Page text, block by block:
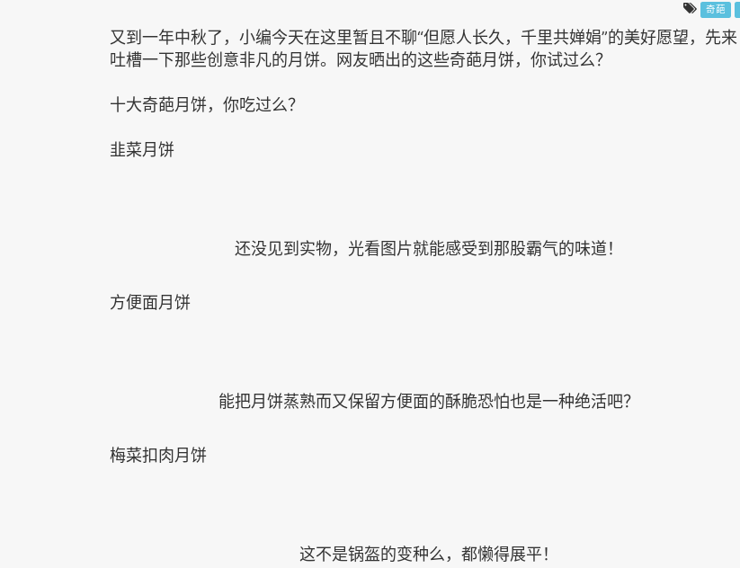
奇葩
又到一年中秋了，小编今天在这里暂且不聊“但愿人长久，千里共婵娟”的美好愿望，先来
吐槽一下那些创意非凡的月饼。网友晒出的这些奇葩月饼，你试过么？
十大奇葩月饼，你吃过么？
韭菜月饼
还没见到实物，光看图片就能感受到那股霸气的味道！
方便面月饼
能把月饼蒸熟而又保留方便面的酥脆恐怕也是一种绝活吧？
梅菜扣肉月饼
这不是锅盔的变种么，都懒得展平！